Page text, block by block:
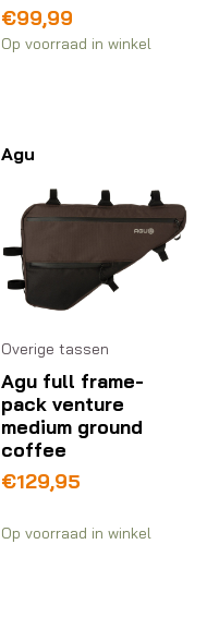
€99,99
Op voorraad in winkel
Agu
Overige tassen
Agu full frame-
pack venture
medium ground
coffee
€129,95
Op voorraad in winkel